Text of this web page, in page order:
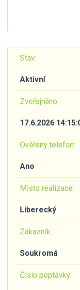
Stav:
Aktivní
Zveřejněno:
17.6.2026
Ověřený telefon:
Ano
Místo realizace:
Liberecký
Zákazník:
Soukromá
Číslo poptávky: